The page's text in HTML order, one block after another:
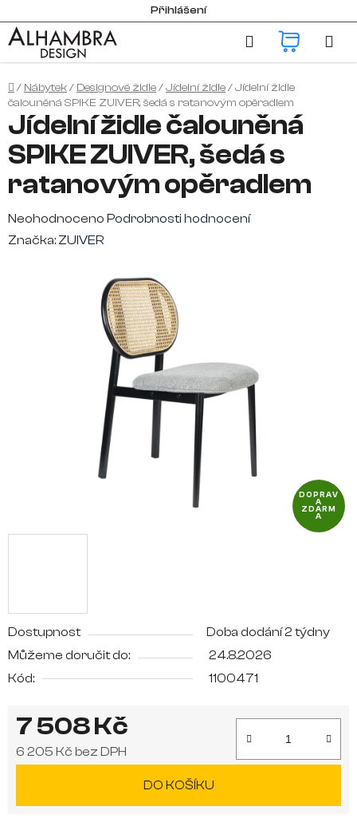
na
obsah
Přihlášení
Hledat
Domů
/ Nábytek/ Designové židle/Jídelní židle/Jídelní židle
čalouněná SPIKE ZUIVER, šedá s ratanovým opěradlem
Dostupnost
Doba dodání 2 týdny
Můžeme doručit do:
24.8.2026
Kód:
1100471
7 508 Kč
6 205 Kč bez DPH
DO KOŠÍKU
Jídelní židle čalouněná
SPIKE ZUIVER, šedá s
ratanovým opěradlem
Průměrné
hodnocení
Neohodnoceno Podrobnosti hodnocení
Značka: ZUIVER
DOPRAV
A
ZDARM
A